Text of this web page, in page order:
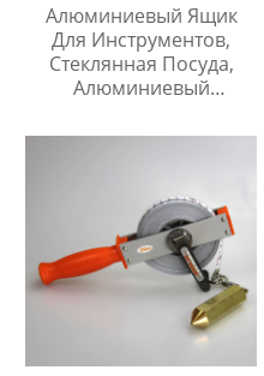
Алюминиевый Ящик
Для Инструментов,
Стеклянная Посуда,
Алюминиевый